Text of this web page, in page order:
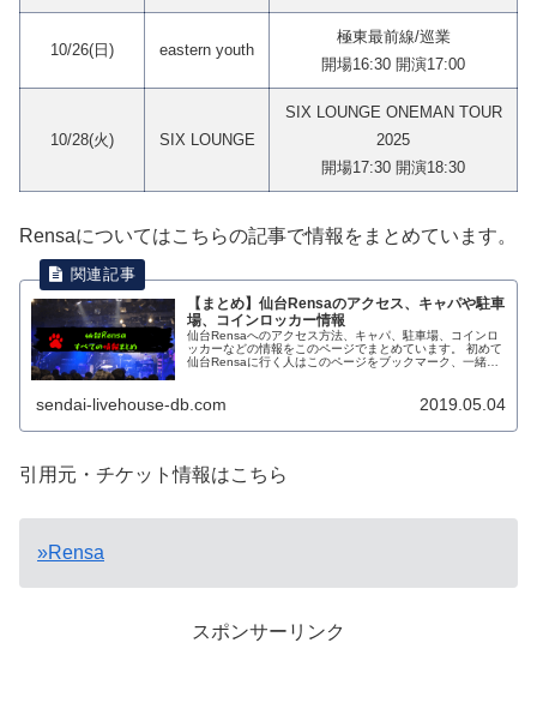
10/26(日) eastern youth
極東最前線/巡業
開場16:30 開演17:00
10/28(火) SIX LOUNGE
SIX LOUNGE ONEMAN TOUR
2025
開場17:30 開演18:30
Rensaについてはこちらの記事で情報をまとめています。
【まとめ】仙台Rensaのアクセス、キャパや駐車
場、コインロッカー情報
仙台Rensaへのアクセス方法、キャパ、駐車場、コインロ
ッカーなどの情報をこのページでまとめています。 初めて
仙台Rensaに行く人はこのページをブックマーク、一緒に
sendai-livehouse-db.com 2019.05.04
引用元・チケット情報はこちら
»Rensa
スポンサーリンク